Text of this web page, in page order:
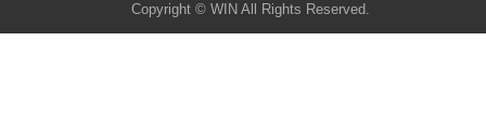
Copyright © WIN All Rights Reserved.